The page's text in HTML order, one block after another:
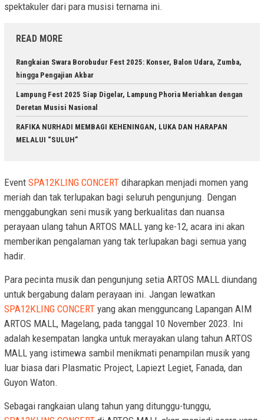
spektakuler dari para musisi ternama ini.
READ MORE
Rangkaian Swara Borobudur Fest 2025: Konser, Balon Udara, Zumba,
hingga Pengajian Akbar
Lampung Fest 2025 Siap Digelar, Lampung Phoria Meriahkan dengan
Deretan Musisi Nasional
RAFIKA NURHADI MEMBAGI KEHENINGAN, LUKA DAN HARAPAN
MELALUI “SULUH”
Event SPA12KLING CONCERT diharapkan menjadi momen yang
meriah dan tak terlupakan bagi seluruh pengunjung. Dengan
menggabungkan seni musik yang berkualitas dan nuansa
perayaan ulang tahun ARTOS MALL yang ke-12, acara ini akan
memberikan pengalaman yang tak terlupakan bagi semua yang
hadir.
Para pecinta musik dan pengunjung setia ARTOS MALL diundang
untuk bergabung dalam perayaan ini. Jangan lewatkan
SPA12KLING CONCERT yang akan mengguncang Lapangan AIM
ARTOS MALL, Magelang, pada tanggal 10 November 2023. Ini
adalah kesempatan langka untuk merayakan ulang tahun ARTOS
MALL yang istimewa sambil menikmati penampilan musik yang
luar biasa dari Plasmatic Project, Lapiezt Legiet, Fanada, dan
Guyon Waton.
Sebagai rangkaian ulang tahun yang ditunggu-tunggu,